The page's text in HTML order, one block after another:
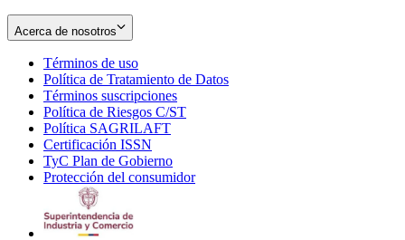
Acerca de nosotros
Términos de uso
in
new
window
Política de Tratamiento de Datos
Términos suscripciones
in
Política de Riesgos C/ST
Política SAGRILAFT
new
window
Certificación ISSN
in
new
TyC Plan de Gobierno
in
Protección del consumidorOpens